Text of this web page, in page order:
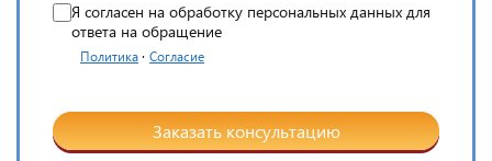
Я согласен на обработку персональных данных для
ответа на обращение
Политика · Согласие
Заказать консультацию